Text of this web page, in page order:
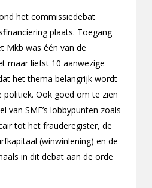
het commissiedebat
plaats. Toegang
Mkb was één van de
maar liefst 10 aanwezige
het thema belangrijk wordt
politiek. Ook goed om te zien
van SMF’s lobbypunten zoals
tot het frauderegister, de
(winwinlening) en de
in dit debat aan de orde